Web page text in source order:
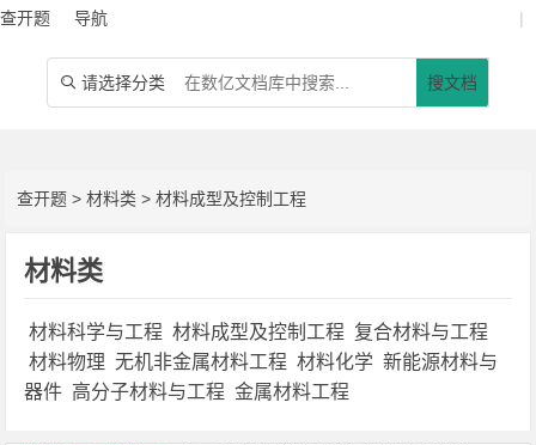
查开题 导航 |
 请选择分类 搜文档
查开题 >材料类 >材料成型及控制工程
材料类
材料科学与工程 材料成型及控制工程 复合材料与工程
材料物理 无机非金属材料工程 材料化学 新能源材料与
器件 高分子材料与工程 金属材料工程